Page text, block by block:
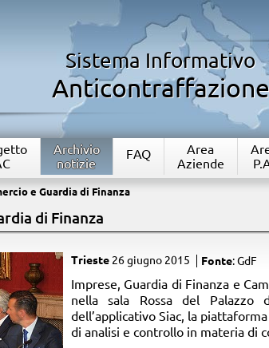
Sistema Informativo
Anticontraffazione
Archivio
notizie
FAQ
Area
Aziende
e Guardia di Finanza
di Finanza
Trieste 26 giugno 2015 Fonte: GdF
Imprese, Guardia di Finanza e
nella sala Rossa del Palazzo
dell’applicativo Siac, la
di analisi e controllo in materia di